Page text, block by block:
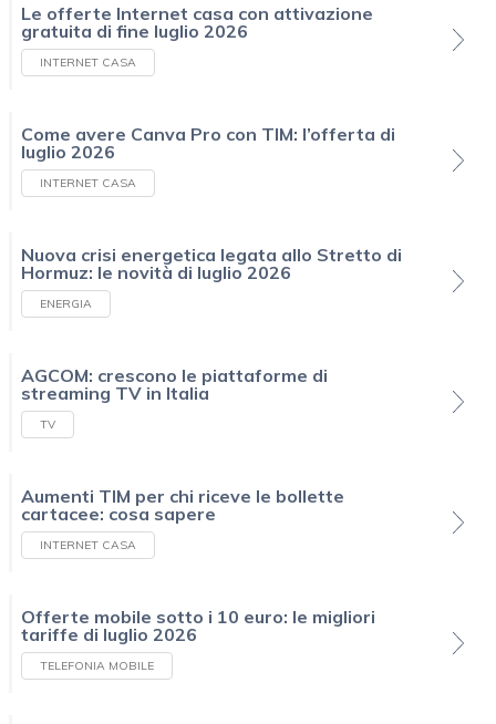
Le offerte Internet casa con attivazione
gratuita di fine luglio 2026
INTERNET CASA
Come avere Canva Pro con TIM: l’offerta di
luglio 2026
INTERNET CASA
Nuova crisi energetica legata allo Stretto di
Hormuz: le novità di luglio 2026
ENERGIA
AGCOM: crescono le piattaforme di
streaming TV in Italia
TV
Aumenti TIM per chi riceve le bollette
cartacee: cosa sapere
INTERNET CASA
Offerte mobile sotto i 10 euro: le migliori
tariffe di luglio 2026
TELEFONIA MOBILE